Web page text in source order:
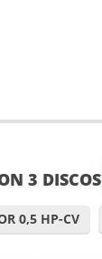
3 DISCOS
0,5 HP-CV